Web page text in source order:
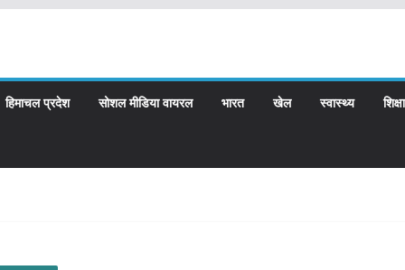
हिमाचल प्रदेश सोशल मीडिया वायरल भारत खेल स्वास्थ्य शिक्षा